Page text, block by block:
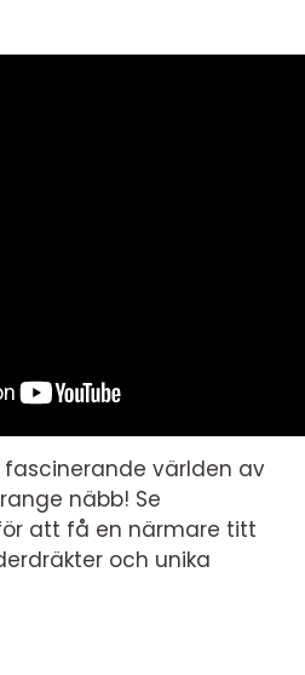
fascinerande världen av
näbb! Se
att få en närmare titt
och unika